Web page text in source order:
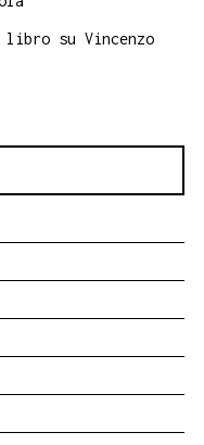
su Vincenzo